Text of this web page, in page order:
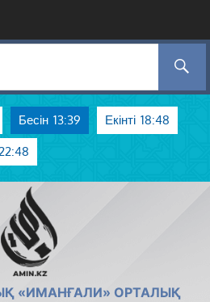
Бесін 13:39 Екінті 18:48
«ИМАНҒАЛИ» ОРТАЛЫҚ